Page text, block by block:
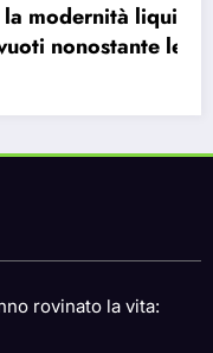
perché ci
infinite
rovinato la vita: